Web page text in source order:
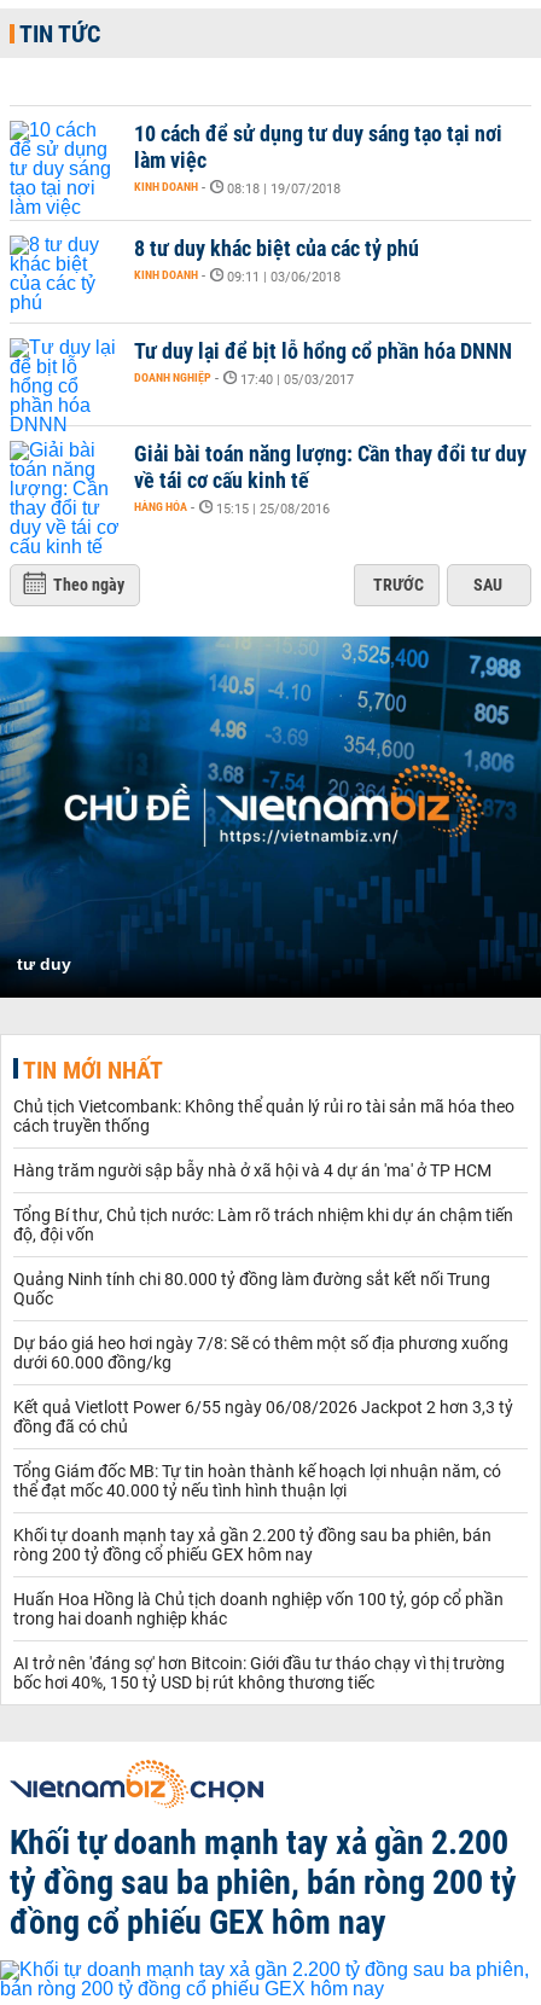
TIN TỨC
10 cách để sử dụng tư duy sáng tạo tại nơi
làm việc
KINH DOANH - 08:18 | 19/07/2018
8 tư duy khác biệt của các tỷ phú
KINH DOANH - 09:11 | 03/06/2018
Tư duy lại để bịt lỗ hổng cổ phần hóa DNNN
DOANH NGHIỆP - 17:40 | 05/03/2017
Giải bài toán năng lượng: Cần thay đổi tư duy
về tái cơ cấu kinh tế
HÀNG HÓA - 15:15 | 25/08/2016
Theo ngày TRƯỚC SAU
tư duy
TIN MỚI NHẤT
Chủ tịch Vietcombank: Không thể quản lý rủi ro tài sản mã hóa theo
cách truyền thống
Hàng trăm người sập bẫy nhà ở xã hội và 4 dự án 'ma' ở TP HCM
Tổng Bí thư, Chủ tịch nước: Làm rõ trách nhiệm khi dự án chậm tiến
độ, đội vốn
Quảng Ninh tính chi 80.000 tỷ đồng làm đường sắt kết nối Trung
Quốc
Dự báo giá heo hơi ngày 7/8: Sẽ có thêm một số địa phương xuống
dưới 60.000 đồng/kg
Kết quả Vietlott Power 6/55 ngày 06/08/2026 Jackpot 2 hơn 3,3 tỷ
đồng đã có chủ
Tổng Giám đốc MB: Tự tin hoàn thành kế hoạch lợi nhuận năm, có
thể đạt mốc 40.000 tỷ nếu tình hình thuận lợi
Khối tự doanh mạnh tay xả gần 2.200 tỷ đồng sau ba phiên, bán
ròng 200 tỷ đồng cổ phiếu GEX hôm nay
Huấn Hoa Hồng là Chủ tịch doanh nghiệp vốn 100 tỷ, góp cổ phần
trong hai doanh nghiệp khác
AI trở nên 'đáng sợ' hơn Bitcoin: Giới đầu tư tháo chạy vì thị trường
bốc hơi 40%, 150 tỷ USD bị rút không thương tiếc
Khối tự doanh mạnh tay xả gần 2.200
tỷ đồng sau ba phiên, bán ròng 200 tỷ
đồng cổ phiếu GEX hôm nay